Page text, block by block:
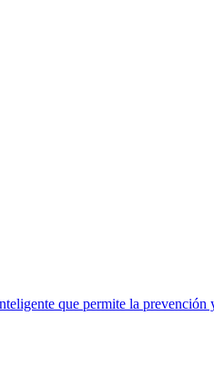
que permite la prevención